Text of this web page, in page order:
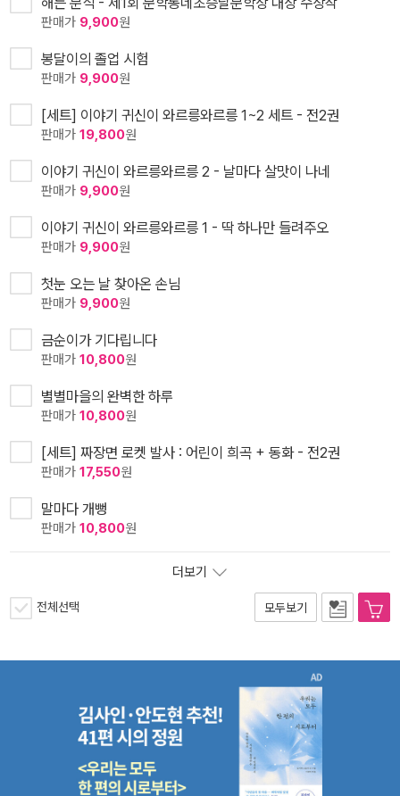
판매가 9,900원
봉달이의 졸업 시험
판매가 9,900원
[세트] 이야기 귀신이 와르릉와르릉 1~2 세트 - 전2권
판매가 19,800원
이야기 귀신이 와르릉와르릉 2 - 날마다 살맛이 나네
판매가 9,900원
이야기 귀신이 와르릉와르릉 1 - 딱 하나만 들려주오
판매가 9,900원
첫눈 오는 날 찾아온 손님
판매가 9,900원
금순이가 기다립니다
판매가 10,800원
별별마을의 완벽한 하루
판매가 10,800원
[세트] 짜장면 로켓 발사 : 어린이 희곡 + 동화 - 전2권
판매가 17,550원
말마다 개뻥
판매가 10,800원
더보기
전체선택 모두보기